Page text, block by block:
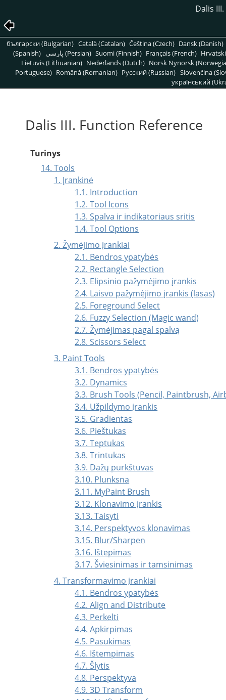
Dalis
български (Bulgarian) Català (Catalan) Čeština (Czech) Dansk (Danish)
(Spanish)
پارسی (Persian) Suomi (Finnish) Français (French)
Lietuvis (Lithuanian) Nederlands (Dutch) Norsk Nynorsk
Portuguese) Română (Romanian) Pусский (Russian) Slovenčina
український
Dalis III. Function Reference
Turinys
14. Tools
1. Įrankinė
1.1. Introduction
1.2. Tool Icons
1.3. Spalva ir indikatoriaus sritis
1.4. Tool Options
2. Žymėjimo įrankiai
2.1. Bendros ypatybės
2.2. Rectangle Selection
2.3. Elipsinio pažymėjimo įrankis
2.4. Laisvo pažymėjimo įrankis (lasas)
2.5. Foreground Select
2.6. Fuzzy Selection (Magic wand)
2.7. Žymėjimas pagal spalvą
2.8. Scissors Select
3. Paint Tools
3.1. Bendros ypatybės
3.2. Dynamics
3.3. Brush Tools (Pencil, Paintbrush,
3.4. Užpildymo įrankis
3.5. Gradientas
3.6. Pieštukas
3.7. Teptukas
3.8. Trintukas
3.9. Dažų purkštuvas
3.10. Plunksna
3.11. MyPaint Brush
3.12. Klonavimo įrankis
3.13. Taisyti
3.14. Perspektyvos klonavimas
3.15. Blur/Sharpen
3.16. Ištepimas
3.17. Šviesinimas ir tamsinimas
4. Transformavimo įrankiai
4.1. Bendros ypatybės
4.2. Align and Distribute
4.3. Perkelti
4.4. Apkirpimas
4.5. Pasukimas
4.6. Ištempimas
4.7. Šlytis
4.8. Perspektyva
4.9. 3D Transform